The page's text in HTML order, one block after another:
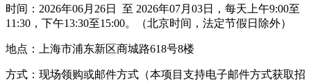
时间：2026年06月26日 至 2026年07月03日，每天上午9:00至
11:30，下午13:30至15:00。（北京时间，法定节假日除外）
地点：上海市浦东新区商城路618号8楼
方式：现场领购或邮件方式（本项目支持电子邮件方式获取招